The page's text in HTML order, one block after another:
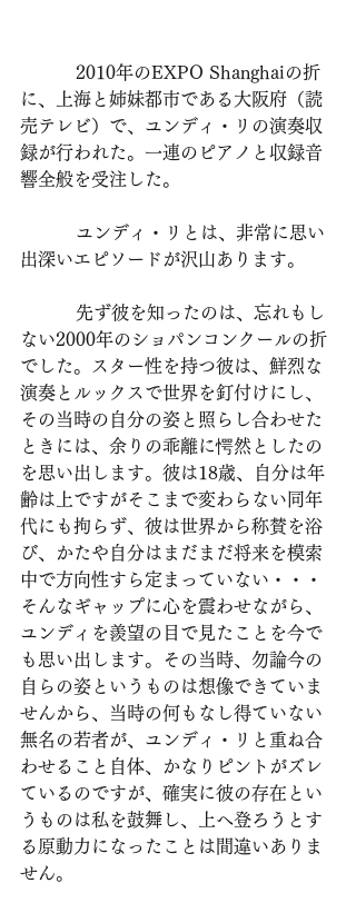
に、上海と姉妹都市である大阪府（読
売テレビ）で、ユンディ・リの演奏収
録が行われた。一連のピアノと収録音
響全般を受注した。
出深いエピソードが沢山あります。
ない2000年のショパンコンクールの折
でした。スター性を持つ彼は、鮮烈な
演奏とルックスで世界を釘付けにし、
その当時の自分の姿と照らし合わせた
ときには、余りの乖離に愕然としたの
を思い出します。彼は18歳、自分は年
齢は上ですがそこまで変わらない同年
代にも拘らず、彼は世界から称賛を浴
び、かたや自分はまだまだ将来を模索
中で方向性すら定まっていない・・・
そんなギャップに心を震わせながら、
ユンディを羨望の目で見たことを今で
も思い出します。その当時、勿論今の
自らの姿というものは想像できていま
せんから、当時の何もなし得ていない
無名の若者が、ユンディ・リと重ね合
わせること自体、かなりピントがズレ
ているのですが、確実に彼の存在とい
うものは私を鼓舞し、上へ登ろうとす
る原動力になったことは間違いありま
せん。